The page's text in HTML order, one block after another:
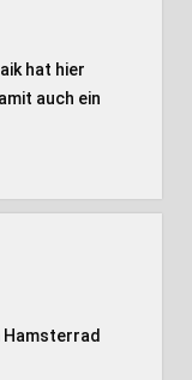
hat hier
auch ein
Hamsterrad